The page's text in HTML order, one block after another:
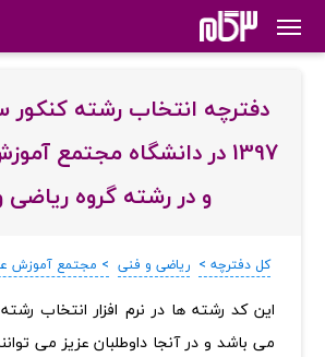
دفترچه انتخاب رشته کنکور
1397 در دانشگاه مجتمع
و در رشته گروه ریاضی
کل دفترچه > ریاضی و فنی > مجتمع آموزش
‏این کد رشته ها در نرم افزار انتخاب
می باشد و در آنجا داوطلبان عزیز می